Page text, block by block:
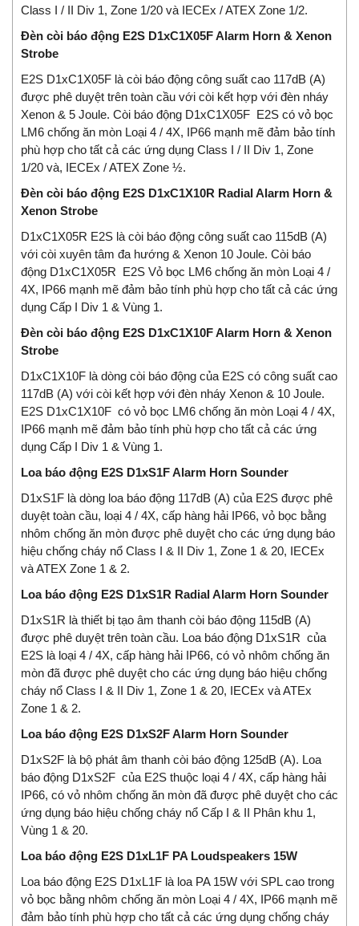
Class I / II Div 1, Zone 1/20 và IECEx / ATEX Zone 1/2.
Đèn còi báo động E2S D1xC1X05F Alarm Horn & Xenon
Strobe
E2S D1xC1X05F là còi báo động công suất cao 117dB (A)
được phê duyệt trên toàn cầu với còi kết hợp với đèn nháy
Xenon & 5 Joule. Còi báo động D1xC1X05F E2S có vỏ bọc
LM6 chống ăn mòn Loại 4 / 4X, IP66 mạnh mẽ đảm bảo tính
phù hợp cho tất cả các ứng dụng Class I / II Div 1, Zone
1/20 và, IECEx / ATEX Zone ½.
Đèn còi báo động E2S D1xC1X10R Radial Alarm Horn &
Xenon Strobe
D1xC1X05R E2S là còi báo động công suất cao 115dB (A)
với còi xuyên tâm đa hướng & Xenon 10 Joule. Còi báo
động D1xC1X05R E2S Vỏ bọc LM6 chống ăn mòn Loại 4 /
4X, IP66 mạnh mẽ đảm bảo tính phù hợp cho tất cả các ứng
dụng Cấp I Div 1 & Vùng 1.
Đèn còi báo động E2S D1xC1X10F Alarm Horn & Xenon
Strobe
D1xC1X10F là dòng còi báo động của E2S có công suất cao
117dB (A) với còi kết hợp với đèn nháy Xenon & 10 Joule.
E2S D1xC1X10F có vỏ bọc LM6 chống ăn mòn Loại 4 / 4X,
IP66 mạnh mẽ đảm bảo tính phù hợp cho tất cả các ứng
dụng Cấp I Div 1 & Vùng 1.
Loa báo động E2S D1xS1F Alarm Horn Sounder
D1xS1F là dòng loa báo động 117dB (A) của E2S được phê
duyệt toàn cầu, loại 4 / 4X, cấp hàng hải IP66, vỏ bọc bằng
nhôm chống ăn mòn được phê duyệt cho các ứng dụng báo
hiệu chống cháy nổ Class I & II Div 1, Zone 1 & 20, IECEx
và ATEX Zone 1 & 2.
Loa báo động E2S D1xS1R Radial Alarm Horn Sounder
D1xS1R là thiết bị tạo âm thanh còi báo động 115dB (A)
được phê duyệt trên toàn cầu. Loa báo động D1xS1R của
E2S là loại 4 / 4X, cấp hàng hải IP66, có vỏ nhôm chống ăn
mòn đã được phê duyệt cho các ứng dụng báo hiệu chống
cháy nổ Class I & II Div 1, Zone 1 & 20, IECEx và ATEx
Zone 1 & 2.
Loa báo động E2S D1xS2F Alarm Horn Sounder
D1xS2F là bộ phát âm thanh còi báo động 125dB (A). Loa
báo động D1xS2F của E2S thuộc loại 4 / 4X, cấp hàng hải
IP66, có vỏ nhôm chống ăn mòn đã được phê duyệt cho các
ứng dụng báo hiệu chống cháy nổ Cấp I & II Phân khu 1,
Vùng 1 & 20.
Loa báo động E2S D1xL1F PA Loudspeakers 15W
Loa báo động E2S D1xL1F là loa PA 15W với SPL cao trong
vỏ bọc bằng nhôm chống ăn mòn Loại 4 / 4X, IP66 mạnh mẽ
đảm bảo tính phù hợp cho tất cả các ứng dụng chống cháy